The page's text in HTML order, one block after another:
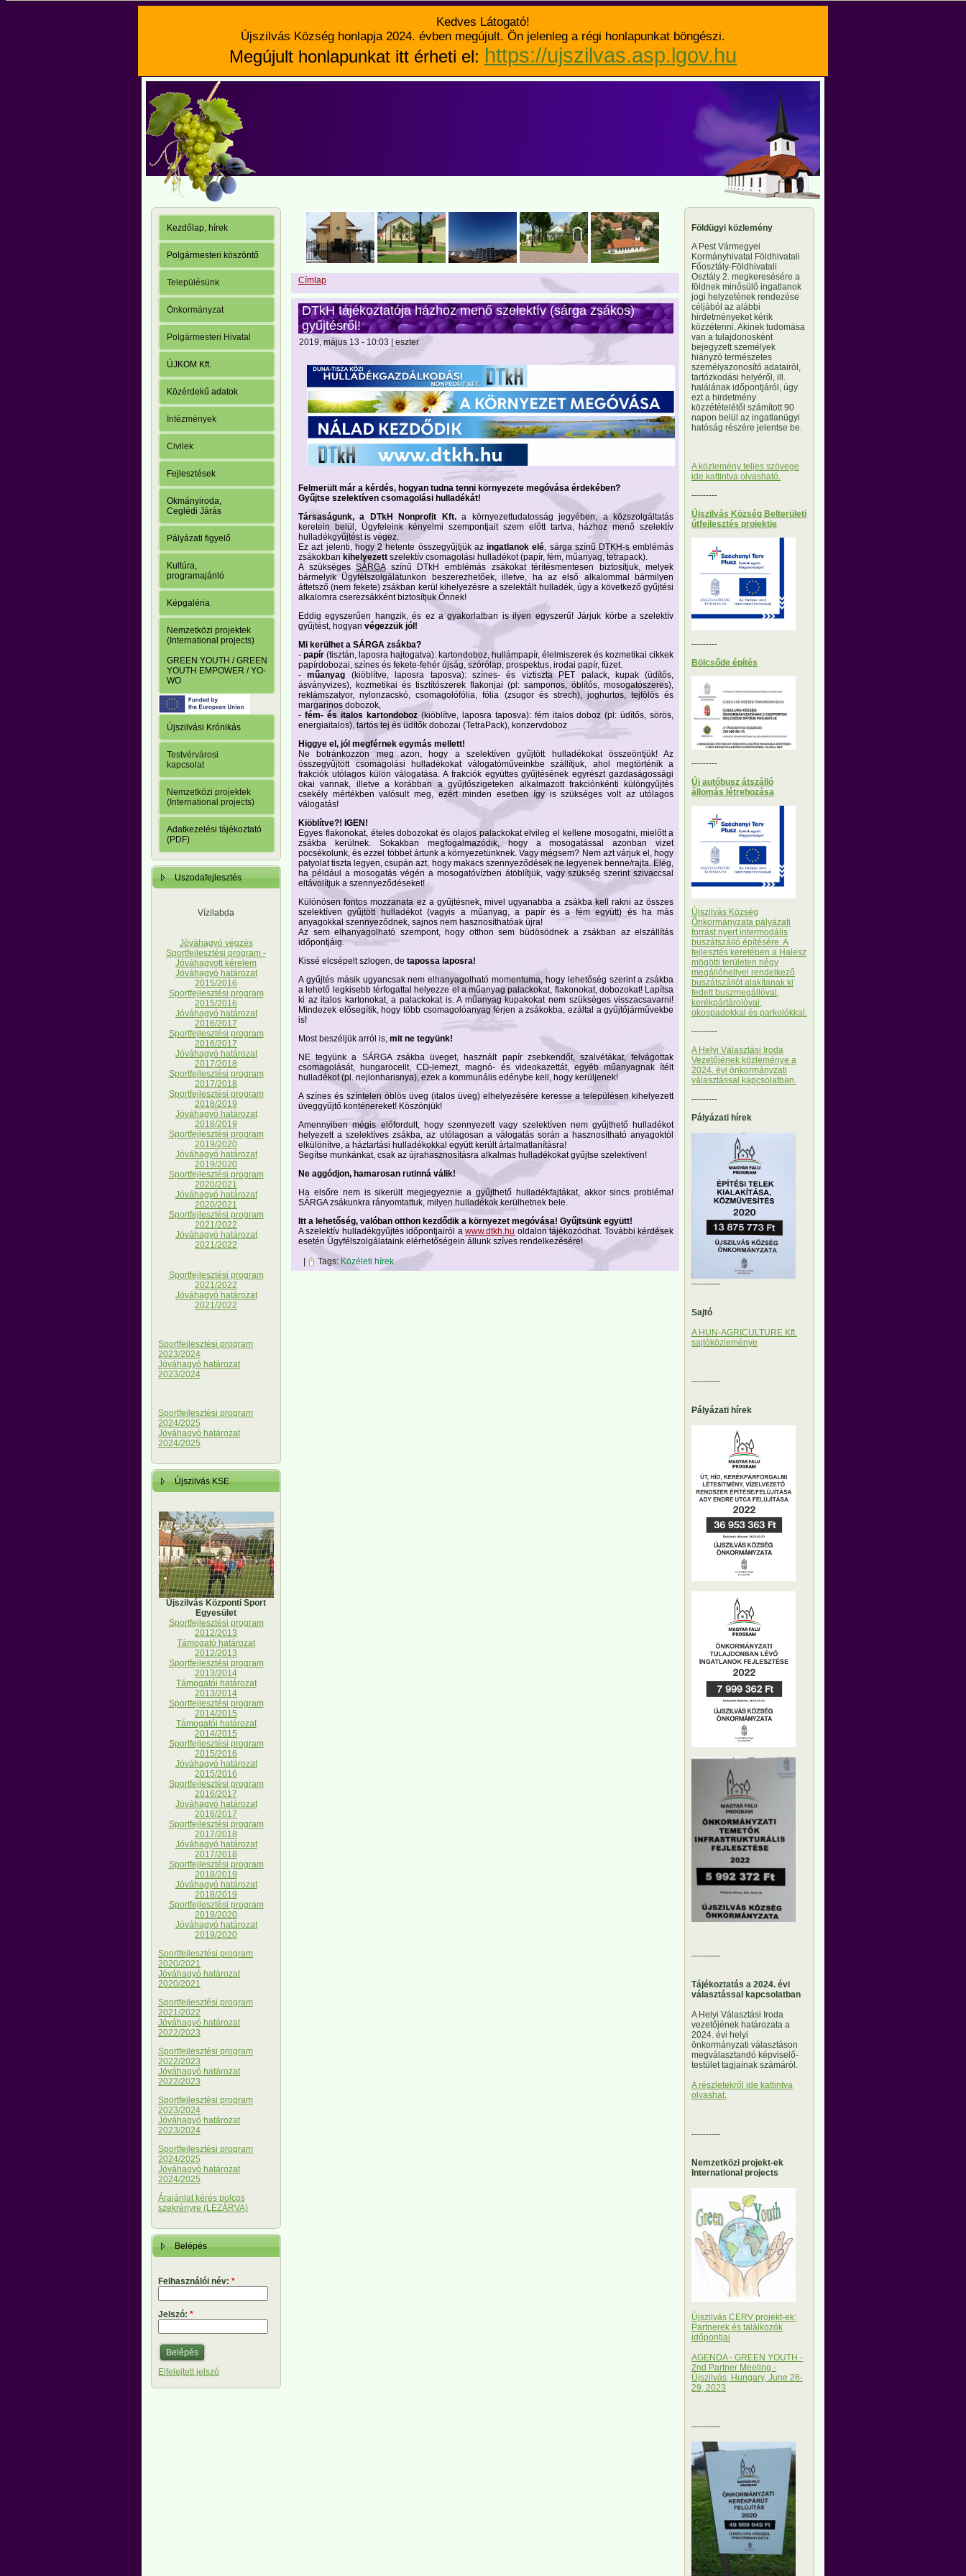
Kedves Látogató!
Újszilvás Község honlapja 2024. évben megújult. Ön jelenleg a régi honlapunkat böngészi.
Megújult honlapunkat itt érheti el: https://ujszilvas.asp.lgov.hu
Kezdőlap, hírek
Polgármesteri köszöntő
Településünk
Önkormányzat
Polgármesteri Hivatal
ÚJKOM Kft.
Közérdekű adatok
Intézmények
Civilek
Fejlesztések
Okmányiroda,
Ceglédi Járás
Pályázati figyelő
Kultúra,
programajánló
Képgaléria
Nemzetközi projektek
(International projects)
GREEN YOUTH / GREEN
YOUTH EMPOWER / YO-
WO
Újszilvási Krónikás
Testvérvárosi
kapcsolat
Nemzetközi projektek
(International projects)
Adatkezelési tájékoztató
(PDF)
Uszodafejlesztés
Vízilabda
Jóváhagyó végzés
Sportfejlesztési program -
Jóváhagyott kérelem
Jóváhagyó határozat
2015/2016
Sportfejlesztési program
2015/2016
Jóváhagyó határozat
2016/2017
Sportfejlesztési program
2016/2017
Jóváhagyó határozat
2017/2018
Sportfejlesztési program
2017/2018
Sportfejlesztési program
2018/2019
Jóváhagyó határozat
2018/2019
Sportfejlesztési program
2019/2020
Jóváhagyó határozat
2019/2020
Sportfejlesztési program
2020/2021
Jóváhagyó határozat
2020/2021
Sportfejlesztési program
2021/2022
Jóváhagyó határozat
2021/2022
Sportfejlesztési program
2021/2022
Jóváhagyó határozat
2021/2022
Sportfejlesztési program
2023/2024
Jóváhagyó határozat
2023/2024
Sportfejlesztési program
2024/2025
Jóváhagyó határozat
2024/2025
Újszilvás KSE
Újszilvás Központi Sport
Egyesület
Sportfejlesztési program
2012/2013
Támogató határozat
2012/2013
Sportfejlesztési program
2013/2014
Támogatói határozat
2013/2014
Sportfejlesztési program
2014/2015
Támogatói határozat
2014/2015
Sportfejlesztési program
2015/2016
Jóváhagyó határozat
2015/2016
Sportfejlesztési program
2016/2017
Jóváhagyó határozat
2016/2017
Sportfejlesztési program
2017/2018
Jóváhagyó határozat
2017/2018
Sportfejlesztési program
2018/2019
Jóváhagyó határozat
2018/2019
Sportfejlesztési program
2019/2020
Jóváhagyó határozat
2019/2020
Sportfejlesztési program
2020/2021
Jóváhagyó határozat
2020/2021
Sportfejlesztési program
2021/2022
Jóváhagyó határozat
2022/2023
Sportfejlesztési program
2022/2023
Jóváhagyó határozat
2022/2023
Sportfejlesztési program
2023/2024
Jóváhagyó határozat
2023/2024
Sportfejlesztési program
2024/2025
Jóváhagyó határozat
2024/2025
Árajánlat kérés polcos
szekrényre (LEZÁRVA)
Belépés
Felhasználói név: *
Jelszó: *
Elfelejtett jelszó
Címlap
DTkH tájékoztatója házhoz menő szelektív (sárga zsákos)
gyűjtésről!
2019, május 13 - 10:03 | eszter
Felmerült már a kérdés, hogyan tudna tenni környezete megóvása érdekében?
Gyűjtse szelektíven csomagolási hulladékát!
Társaságunk, a DTkH Nonprofit Kft.a környezettudatosság jegyében, a közszolgáltatás
keretein belül, Ügyfeleink kényelmi szempontjait szem előtt tartva, házhoz menő szelektív
hulladékgyűjtést is végez.
Ez azt jelenti, hogy 2 hetente összegyűjtjük azingatlanok elé, sárga színű DTKH-s emblémás
zsákokban kihelyezett szelektív csomagolási hulladékot (papír, fém, műanyag, tetrapack).
A szükségesSÁRGAszínű DTkH emblémás zsákokat térítésmentesen biztosítjuk, melyek
bármelyik Ügyfélszolgálatunkon beszerezhetőek, illetve, ha az első alkalommal bármilyen
áttetsző (nem fekete) zsákban kerül kihelyezésre a szelektált hulladék, úgy a következő gyűjtési
alkalomra cserezsákként biztosítjuk Önnek!
Eddig egyszerűen hangzik, és ez a gyakorlatban is ilyen egyszerű! Járjuk körbe a szelektív
gyűjtést, hogyan végezzük jól!
Mi kerülhet a SÁRGA zsákba?
-papír(tisztán, laposra hajtogatva): kartondoboz, hullámpapír, élelmiszerek és kozmetikai cikkek
papírdobozai, színes és fekete-fehér újság, szórólap, prospektus, irodai papír, füzet.
-műanyag (kiöblítve, laposra taposva): színes- és víztiszta PET palack, kupak (üdítős,
ásványvizes), kozmetikai és tisztítószerek flakonjai (pl: samponos, öblítős, mosogatószeres),
reklámszatyor, nylonzacskó, csomagolófólia, fólia (zsugor és strech), joghurtos, tejfölös és
margarinos dobozok,
- fém- és italos kartondoboz(kiöblítve, laposra taposva): fém italos doboz (pl: üdítős, sörös,
energiaitalos), tartós tej és üdítők dobozai (TetraPack), konzervdoboz
Higgye el, jól megférnek egymás mellett!
Ne botránkozzon meg azon, hogy a szelektíven gyűjtött hulladékokat összeöntjük! Az
összegyűjtött csomagolási hulladékokat válogatóműveinkbe szállítjuk, ahol megtörténik a
frakciók utólagos külön válogatása. A frakciók együttes gyűjtésének egyrészt gazdaságossági
okai vannak, illetve a korábban a gyűjtőszigeteken alkalmazott frakciónkénti különgyűjtés
csekély mértékben valósult meg, ezért minden esetben így is szükséges volt az utólagos
válogatás!
Kiöblítve?! IGEN!
Egyes flakonokat, ételes dobozokat és olajos palackokat elvileg el kellene mosogatni, mielőtt a
zsákba kerülnek. Sokakban megfogalmazódik, hogy a mosogatással azonban vizet
pocsékolunk, és ezzel többet ártunk a környezetünknek. Vagy mégsem? Nem azt várjuk el, hogy
patyolat tiszta legyen, csupán azt, hogy makacs szennyeződések ne legyenek benne/rajta. Elég,
ha például a mosogatás végén a mosogatóvízben átöblítjük, vagy szükség szerint szivaccsal
eltávolítjuk a szennyeződéseket!
Különösen fontos mozzanata ez a gyűjtésnek, mivel ugyanabba a zsákba kell rakni az összes
szelektíven gyűjtött hulladékot (vagyis a műanyag, a papír és a fém együtt) és ha más
anyagokkal szennyeződnek, sajnos nem hasznosíthatóak újra!
Az sem elhanyagolható szempont, hogy otthon sem büdösödnek a zsákban az elszállítás
időpontjáig.
Kissé elcsépelt szlogen, de tapossa laposra!
A gyűjtés másik ugyancsak nem elhanyagolható momentuma, hogy lehetőség szerint a zsákba
a lehető legkisebb térfogattal helyezze el a műanyag palackokat, flakonokat, dobozokat! Lapítsa
ki az italos kartonokat, a palackokat is. A műanyag kupakokat nem szükséges visszacsavarni!
Mindezek elősegítik, hogy több csomagolóanyag férjen a zsákokba, ezáltal a gyűjtőjárművekbe
is!
Most beszéljük arról is, mit ne tegyünk!
NE tegyünk a SÁRGA zsákba üveget, használt papír zsebkendőt, szalvétákat, felvágottak
csomagolását, hungarocellt, CD-lemezt, magnó- és videokazettát, egyéb műanyagnak ítélt
hulladékot (pl. nejlonharisnya), ezek a kommunális edénybe kell, hogy kerüljenek!
A színes és színtelen öblös üveg (italos üveg) elhelyezésére keresse a településen kihelyezett
üveggyűjtő konténereket! Köszönjük!
Amennyiben mégis előfordult, hogy szennyezett vagy szelektíven nem gyűjthető hulladékot
helyezett a szelektíves zsákba, az utólagosan a válogatás során a hasznosítható anyagoktól
elkülönítve, a háztartási hulladékokkal együtt került ártalmatlanításra!
Segítse munkánkat, csak az újrahasznosításra alkalmas hulladékokat gyűjtse szelektíven!
Ne aggódjon, hamarosan rutinná válik!
Ha elsőre nem is sikerült megjegyeznie a gyűjthető hulladékfajtákat, akkor sincs probléma!
SÁRGA zsákunkra rányomtattuk, milyen hulladékok kerülhetnek bele.
Itt a lehetőség, valóban otthon kezdődik a környezet megóvása! Gyűjtsünk együtt!
A szelektív hulladékgyűjtés időpontjairól awww.dtkh.hu oldalon tájékozódhat. További kérdések
esetén Ügyfélszolgálataink elérhetőségein állunk szíves rendelkezésére!
|
Tags: Közéleti hírek
Földügyi közlemény
A Pest Vármegyei
Kormányhivatal Földhivatali
Főosztály-Földhivatali
Osztály 2. megkeresésére a
földnek minősülő ingatlanok
jogi helyzetének rendezése
céljából az alábbi
hirdetményeket kérik
közzétenni. Akinek tudomása
van a tulajdonosként
bejegyzett személyek
hiányzó természetes
személyazonosító adatairól,
tartózkodási helyéről, ill.
halálának időpontjáról, úgy
ezt a hirdetmény
közzétételétől számított 90
napon belül az ingatlanügyi
hatóság részére jelentse be.
A közlemény teljes szövege
ide kattintva olvasható.
---------
Újszilvás Község Belterületi
útfejlesztés projektje
---------
Bölcsőde építés
---------
Új autóbusz átszálló
állomás létrehozása
Újszilvás Község
Önkormányzata pályázati
forrást nyert intermodális
buszátszálló építésére. A
fejlesztés keretében a Halesz
mögötti területen négy
megállóhellyel rendelkező
buszátszállót alakítanak ki
fedett buszmegállóval,
kerékpártárolóval,
okospadokkal és parkolókkal.
---------
A Helyi Választási Iroda
Vezetőjének közleménye a
2024. évi önkormányzati
választással kapcsolatban.
---------
Pályázati hírek
----------
Sajtó
A HUN-AGRICULTURE Kft.
sajtóközleménye
----------
Pályázati hírek
----------
Tájékoztatás a 2024. évi
választással kapcsolatban
A Helyi Választási Iroda
vezetőjének határozata a
2024. évi helyi
önkormányzati választáson
megválasztandó képviselő-
testület tagjainak számáról.
A részletekről ide kattintva
olvashat.
----------
Nemzetközi projekt-ek
International projects
Újszilvás CERV projekt-ek:
Partnerek és találkozók
időpontjai
AGENDA - GREEN YOUTH -
2nd Partner Meeting -
Újszilvás, Hungary, June 26-
29, 2023
----------